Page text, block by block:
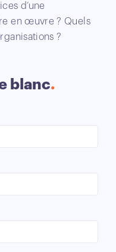
d’une
en œuvre ? Quels
?
blanc